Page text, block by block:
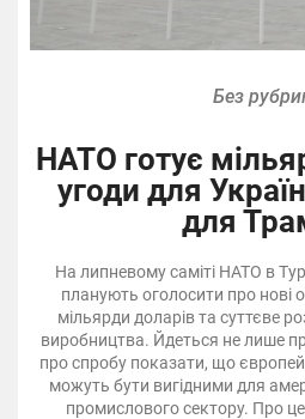
Без
НАТО готує
угоди для
для
На липневому саміті НАТО в
планують оголосити про нові
мільярди доларів та суттєве
виробництва. Йдеться не лише
про спробу показати, що
можуть бути вигідними для
промислового сектору. Про